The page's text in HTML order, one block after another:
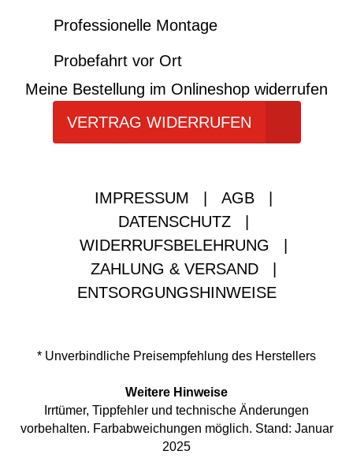
Professionelle Montage
Probefahrt vor Ort
Meine Bestellung im Onlineshop widerrufen
VERTRAG WIDERRUFEN
IMPRESSUM AGB
DATENSCHUTZ
WIDERRUFSBELEHRUNG
ZAHLUNG & VERSAND
ENTSORGUNGSHINWEISE
* Unverbindliche Preisempfehlung des Herstellers
Weitere Hinweise
Irrtümer, Tippfehler und technische Änderungen
vorbehalten. Farbabweichungen möglich. Stand: Januar
2025